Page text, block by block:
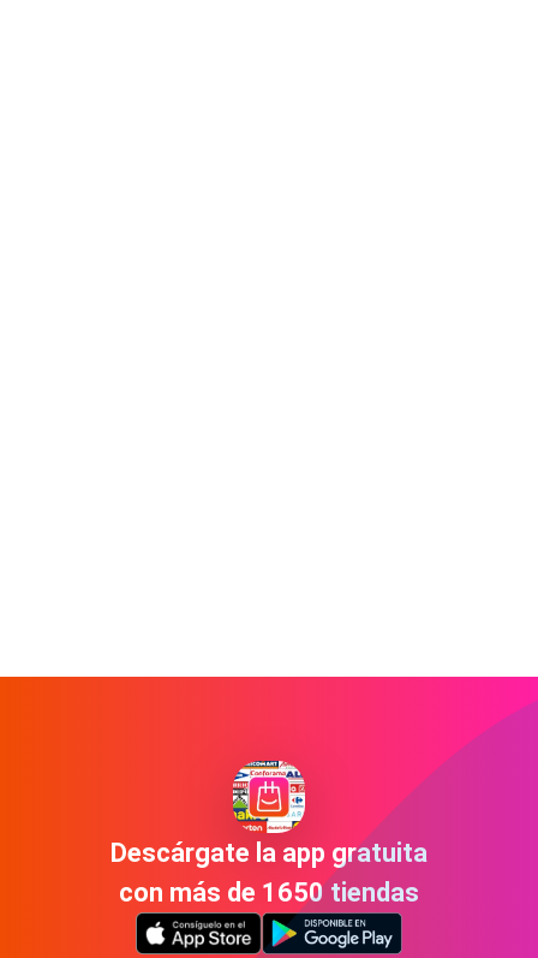
Descárgate la app gratuita
con más de 1650 tiendas